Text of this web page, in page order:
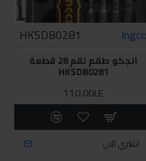
Ingco
HKSDB0281
انجكو طقم لقم 28 قطعة
HKSDB0281
110.00LE
اشتري الان